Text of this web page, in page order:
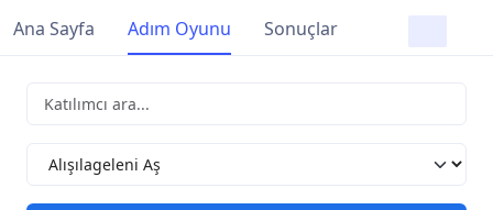
Ana Sayfa Adım Oyunu Sonuçlar